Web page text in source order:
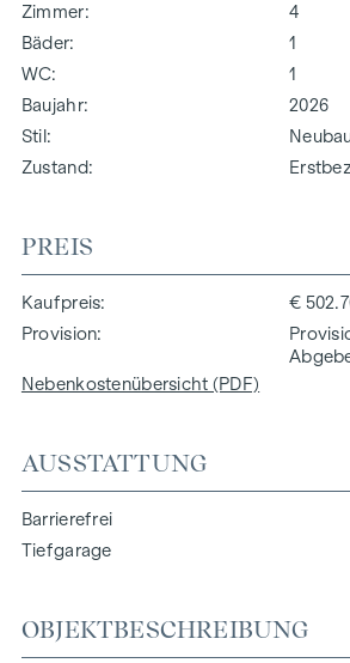
Zimmer
4
Bäder
1
WC
1
Baujahr
2026
Stil
Zustand
PREIS
Kaufpreis
€
Provision
Nebenkostenübersicht (PDF)
AUSSTATTUNG
Barrierefrei
Tiefgarage
OBJEKTBESCHREIBUNG